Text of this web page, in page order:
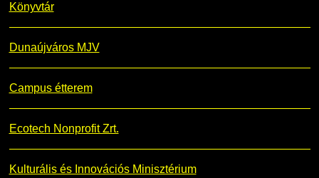
Könyvtár
Dunaújváros MJV
Campus étterem
Ecotech Nonprofit Zrt.
Kulturális és Innovációs Minisztérium